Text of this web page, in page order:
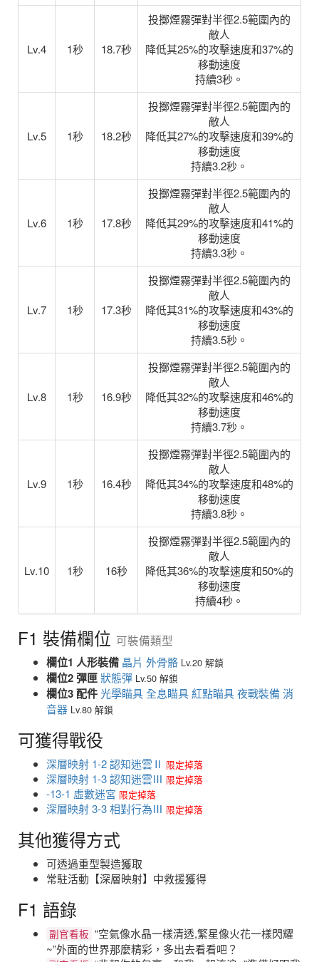
Lv.4 1秒 18.7秒
投擲煙霧彈對半徑2.5範圍內的
敵人
降低其25%的攻擊速度和37%的
移動速度
持續3秒。
Lv.5 1秒 18.2秒
投擲煙霧彈對半徑2.5範圍內的
敵人
降低其27%的攻擊速度和39%的
移動速度
持續3.2秒。
Lv.6 1秒 17.8秒
投擲煙霧彈對半徑2.5範圍內的
敵人
降低其29%的攻擊速度和41%的
移動速度
持續3.3秒。
Lv.7 1秒 17.3秒
投擲煙霧彈對半徑2.5範圍內的
敵人
降低其31%的攻擊速度和43%的
移動速度
持續3.5秒。
Lv.8 1秒 16.9秒
投擲煙霧彈對半徑2.5範圍內的
敵人
降低其32%的攻擊速度和46%的
移動速度
持續3.7秒。
Lv.9 1秒 16.4秒
投擲煙霧彈對半徑2.5範圍內的
敵人
降低其34%的攻擊速度和48%的
移動速度
持續3.8秒。
Lv.10 1秒 16秒
投擲煙霧彈對半徑2.5範圍內的
敵人
降低其36%的攻擊速度和50%的
移動速度
持續4秒。
F1 裝備欄位 可裝備類型
欄位1 人形裝備 晶片 外骨骼 Lv.20 解鎖
欄位2 彈匣狀態彈 Lv.50 解鎖
欄位3 配件光學瞄具全息瞄具紅點瞄具夜戰裝備消
音器 Lv.80 解鎖
可獲得戰役
深層映射 1-2 認知迷雲Ⅱ 限定掉落
深層映射 1-3 認知迷雲Ⅲ 限定掉落
-13-1 虛數迷宮 限定掉落
深層映射 3-3 相對行為Ⅲ 限定掉落
其他獲得方式
可透過重型製造獲取
常駐活動【深層映射】中救援獲得
F1 語錄
副官看板 “空氣像水晶一樣清透,繁星像火花一樣閃耀
~”外面的世界那麼精彩，多出去看看吧？